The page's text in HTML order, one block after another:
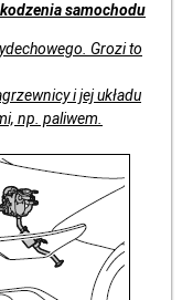
samochodu
Grozi to
i jej układu
np. paliwem.